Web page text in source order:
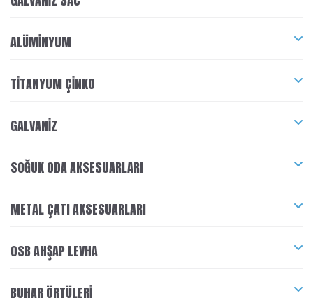
ALÜMINYUM
TITANYUM ÇINKO
GALVANIZ
SOĞUK ODA AKSESUARLARI
METAL ÇATI AKSESUARLARI
OSB AHŞAP LEVHA
BUHAR ÖRTÜLERI